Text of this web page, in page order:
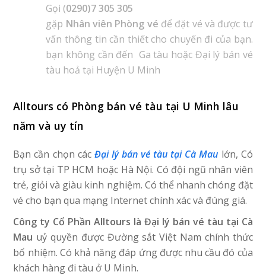
Gọi (0290)7 305 305
gặp Nhân viên Phòng vé để đặt vé và được tư
vấn thông tin cần thiết cho chuyến đi của bạn.
bạn không cần đến Ga tàu hoặc Đại lý bán vé
tàu hoả tại Huyện U Minh
Alltours có Phòng bán vé tàu tại U Minh lâu
năm và uy tín
Bạn cần chọn các Đại lý bán vé tàu tại Cà Mau lớn, Có
trụ sở tại TP HCM hoặc Hà Nội. Có đội ngũ nhân viên
trẻ, giỏi và giàu kinh nghiệm. Có thể nhanh chóng đặt
vé cho bạn qua mạng Internet chính xác và đúng giá.
Công ty Cổ Phần Alltours là Đại lý bán vé tàu tại Cà
Mau uỷ quyền được Đường sắt Việt Nam chính thức
bổ nhiệm. Có khả năng đáp ứng được nhu cầu đó của
khách hàng đi tàu ở U Minh.